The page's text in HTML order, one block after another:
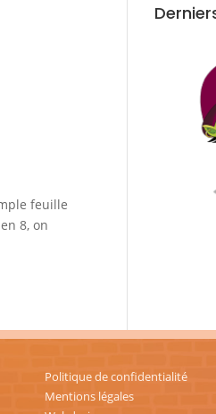
feuille
8, on
Politique de confidentialité
Mentions légales